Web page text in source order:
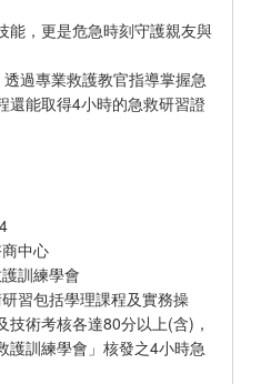
能，更是危急時刻守護親友與
過專業救護教官指導掌握急
還能取得4小時的急救研習證
中心
訓練學會
習包括學理課程及實務操
術考核各達80分以上(含)，
護訓練學會」核發之4小時急